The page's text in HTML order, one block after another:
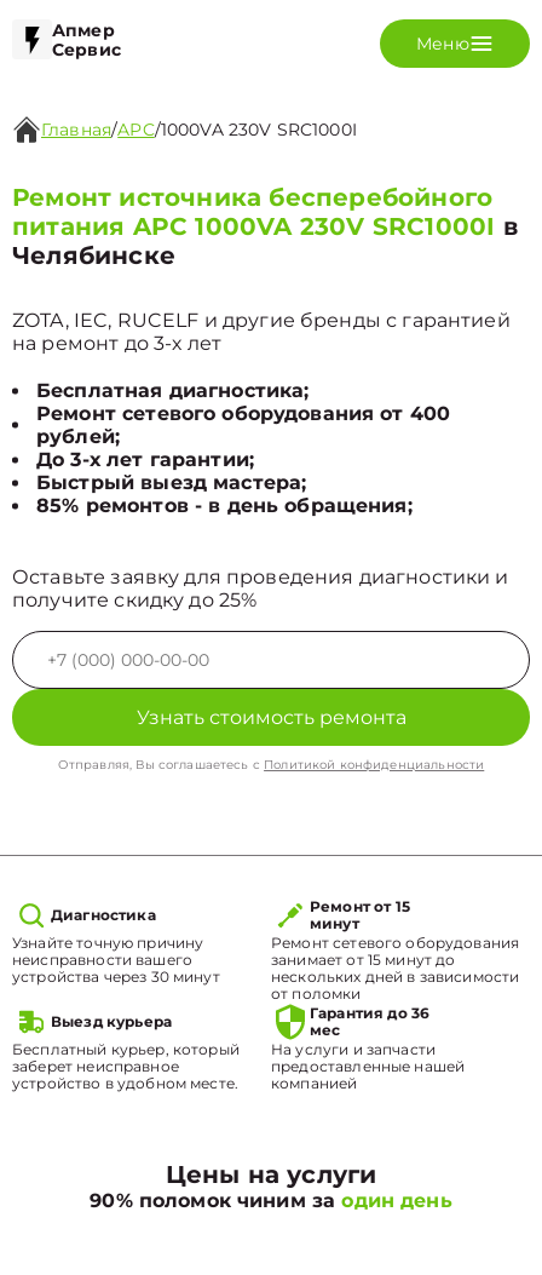
Апмер
Сервис
Меню
Главная/APC/1000VA 230V SRC1000I
Ремонт источника бесперебойного
питания APC 1000VA 230V SRC1000I в
Челябинске
ZOTA, IEC, RUCELF и другие бренды с гарантией
на ремонт до 3-х лет
Бесплатная диагностика;
Ремонт сетевого оборудования от 400
рублей;
До 3-х лет гарантии;
Быстрый выезд мастера;
85% ремонтов - в день обращения;
Оставьте заявку для проведения диагностики и
получите скидку до 25%
Узнать стоимость ремонта
Отправляя, Вы соглашаетесь с Политикой конфиденциальности
Диагностика
Узнайте точную причину
неисправности вашего
устройства через 30 минут
Ремонт от 15
минут
Ремонт сетевого оборудования
занимает от 15 минут до
нескольких дней в зависимости
от поломки
Выезд курьера
Бесплатный курьер, который
заберет неисправное
устройство в удобном месте.
Гарантия до 36
мес
На услуги и запчасти
предоставленные нашей
компанией
Цены на услуги
90% поломок чиним заодин день